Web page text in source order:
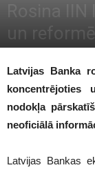
Rosina
un
Latvijas Banka
koncentrējoties
nodokļa
neoficiālā
Latvijas Bankas